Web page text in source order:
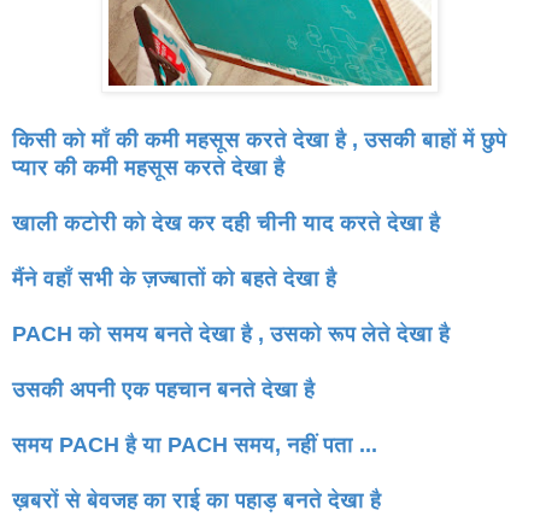
किसी को माँ की कमी महसूस करते देखा है , उसकी बाहों में छुपे
प्यार कीकमी महसूस करते देखा है
खाली कटोरी को देख कर दही चीनी याद करते देखा है
मैंने वहाँ सभी के ज़ज्बातों को बहते देखा है
PACH को समय बनते देखा है , उसको रूप लेते देखा है
उसकी अपनी एक पहचान बनते देखा है
समय PACH है या PACH समय, नहीं पता ...
ख़बरों से बेवजह का राई का पहाड़ बनते देखा है